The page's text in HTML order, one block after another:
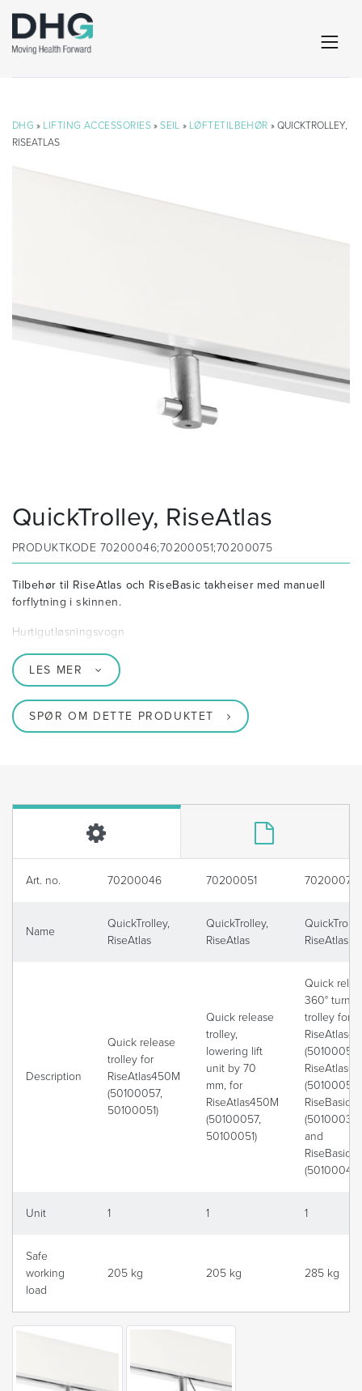
DHG » LIFTING ACCESSORIES »SEIL » LØFTETILBEHØR » QUICKTROLLEY,
RISEATLAS
QuickTrolley, RiseAtlas
PRODUKTKODE 70200046;70200051;70200075
Tilbehør til RiseAtlas och RiseBasic takheiser med manuell
forflytning i skinnen.
Hurtigutløsningsvogn
LES MER
SPØR OM DETTE PRODUKTET
Art. no. 70200046 70200051 70200075
Name
QuickTrolley,
RiseAtlas
QuickTrolley,
RiseAtlas
RiseAtlas
Description
Quick release
trolley for
RiseAtlas450M
(50100057,
50100051)
Quick release
trolley,
lowering lift
unit by 70
mm, for
RiseAtlas450M
(50100057,
50100051)
Quick
360°
trolley for
(50100057),
(50100039)
and
(50100040)
Unit 1 1 1
Safe
working
load
205 kg 205 kg 285 kg